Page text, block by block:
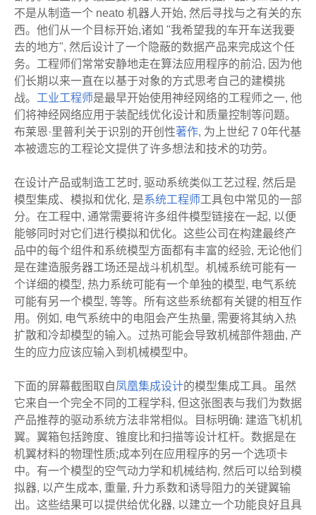
不是从制造一个 neato 机器人开始, 然后寻找与之有关的东
西。他们从一个目标开始,诸如 "我希望我的车开车送我要
去的地方", 然后设计了一个隐蔽的数据产品来完成这个任
务。工程师们常常安静地走在算法应用程序的前沿, 因为他
们长期以来一直在以基于对象的方式思考自己的建模挑
战。 工业工程师是最早开始使用神经网络的工程师之一, 他
们将神经网络应用于装配线优化设计和质量控制等问题。
布莱恩·里普利关于识别的开创性著作, 为上世纪 7 0年代基
本被遗忘的工程论文提供了许多想法和技术的功劳。
在设计产品或制造工艺时, 驱动系统类似工艺过程, 然后是
模型集成、模拟和优化, 是系统工程师工具包中常见的一部
分。在工程中, 通常需要将许多组件模型链接在一起, 以便
能够同时对它们进行模拟和优化。这些公司在构建最终产
品中的每个组件和系统模型方面都有丰富的经验, 无论他们
是在建造服务器工场还是战斗机机型。机械系统可能有一
个详细的模型, 热力系统可能有一个单独的模型, 电气系统
可能有另一个模型, 等等。所有这些系统都有关键的相互作
用。例如, 电气系统中的电阻会产生热量, 需要将其纳入热
扩散和冷却模型的输入。过热可能会导致机械部件翘曲, 产
生的应力应该应输入到机械模型中。
下面的屏幕截图取自凤凰集成设计的模型集成工具。虽然
它来自一个完全不同的工程学科, 但这张图表与我们为数据
产品推荐的驱动系统方法非常相似。目标明确: 建造飞机机
翼。翼箱包括跨度、锥度比和扫描等设计杠杆。数据是在
机翼材料的物理性质;成本列在应用程序的另一个选项卡
中。有一个模型的空气动力学和机械结构, 然后可以给到模
拟器, 以产生成本, 重量, 升力系数和诱导阻力的关键翼输
出。这些结果可以提供给优化器, 以建立一个功能良好且具